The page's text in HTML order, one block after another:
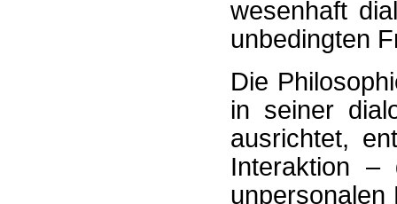
wesenhaft
unbedingten
Die
in seiner
ausrichtet,
Interaktion –
unpersonalen